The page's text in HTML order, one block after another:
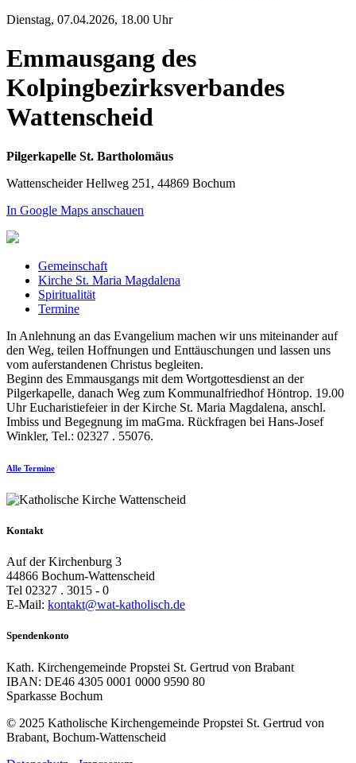
Dienstag, 07.04.2026, 18.00 Uhr
Emmausgang des
Kolpingbezirksverbandes
Wattenscheid
Pilgerkapelle St. Bartholomäus
Wattenscheider Hellweg 251, 44869 Bochum
In Google Maps anschauen
Gemeinschaft
Kirche St. Maria Magdalena
Spiritualität
Termine
In Anlehnung an das Evangelium machen wir uns miteinander auf
den Weg, teilen Hoffnungen und Enttäuschungen und lassen uns
vom auferstandenen Christus begleiten.
Beginn des Emmausgangs mit dem Wortgottesdienst an der
Pilgerkapelle, danach Weg zum Kommunalfriedhof Höntrop. 19.00
Uhr Eucharistiefeier in der Kirche St. Maria Magdalena, anschl.
Imbiss und Begegnung im maGma. Rückfragen bei Hans-Josef
Winkler, Tel.: 02327 . 55076.
Alle Termine
Kontakt
Auf der Kirchenburg 3
44866 Bochum-Wattenscheid
Tel 02327 . 3015 - 0
E-Mail: kontakt@wat-katholisch.de
Spendenkonto
Kath. Kirchengemeinde Propstei St. Gertrud von Brabant
IBAN: DE46 4305 0001 0000 9590 80
Sparkasse Bochum
© 2025 Katholische Kirchengemeinde Propstei St. Gertrud von
Brabant, Bochum-Wattenscheid